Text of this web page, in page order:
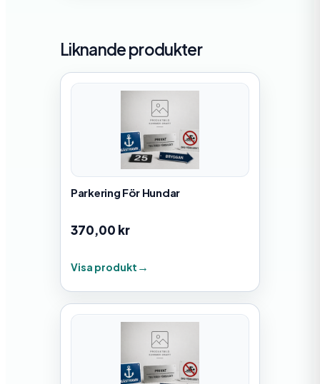
Liknande produkter
Parkering För Hundar
370,00 kr
Visa produkt